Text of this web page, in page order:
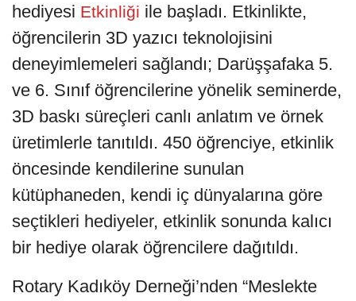
hediyesi Etkinliği ile başladı. Etkinlikte,
öğrencilerin 3D yazıcı teknolojisini
deneyimlemeleri sağlandı; Darüşşafaka 5.
ve 6. Sınıf öğrencilerine yönelik seminerde,
3D baskı süreçleri canlı anlatım ve örnek
üretimlerle tanıtıldı. 450 öğrenciye, etkinlik
öncesinde kendilerine sunulan
kütüphaneden, kendi iç dünyalarına göre
seçtikleri hediyeler, etkinlik sonunda kalıcı
bir hediye olarak öğrencilere dağıtıldı.
Rotary Kadıköy Derneği’nden “Meslekte